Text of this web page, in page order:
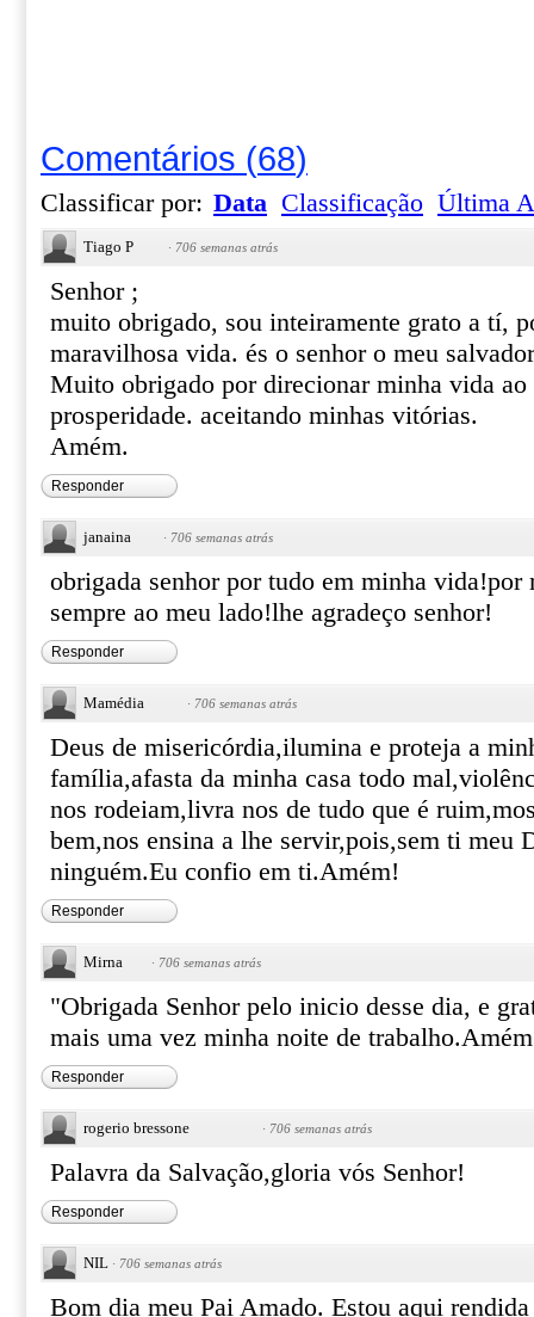
Comentários (68)
Classificar por: Data Classificação Última
Tiago P · 706 semanas atrás
Senhor ;
muito obrigado, sou inteiramente grato a tí,
maravilhosa vida. és o senhor o meu
Muito obrigado por direcionar minha vida ao
prosperidade. aceitando minhas vitórias.
Amém.
Responder
janaina · 706 semanas atrás
obrigada senhor por tudo em minha vida!por
sempre ao meu lado!lhe agradeço senhor!
Responder
Mamédia · 706 semanas atrás
Deus de misericórdia,ilumina e proteja a
família,afasta da minha casa todo
nos rodeiam,livra nos de tudo que é
bem,nos ensina a lhe servir,pois,sem ti meu
ninguém.Eu confio em ti.Amém!
Responder
Mirna · 706 semanas atrás
"Obrigada Senhor pelo inicio desse dia, e
mais uma vez minha noite de
Responder
rogerio bressone · 706 semanas atrás
Palavra da Salvação,gloria vós Senhor!
Responder
NIL · 706 semanas atrás
Bom dia meu Pai Amado. Estou aqui rendida